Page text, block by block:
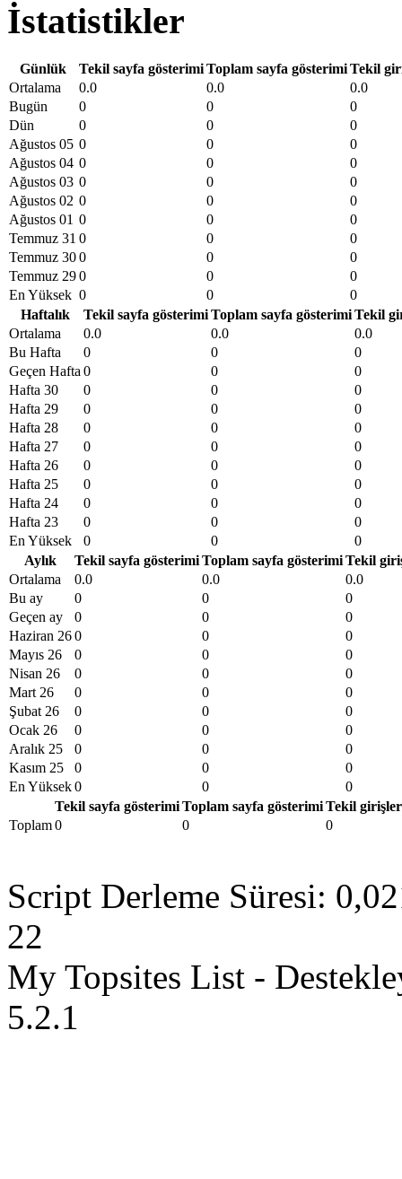
İstatistikler
Günlük Tekil sayfa gösterimiToplam sayfa gösterimiTekil
Ortalama
0.0 0.0
0.0
Bugün
0 0
0
Dün
0 0
0
Ağustos 05 0 0
0
Ağustos 04 0 0
0
Ağustos 03 0 0
0
Ağustos 02 0 0
0
Ağustos 01 0 0
0
Temmuz 31 0 0
0
Temmuz 300 0
0
Temmuz 290 0
0
En Yüksek 0 0
0
Haftalık
Tekil sayfa gösterimiToplam sayfa gösterimiTekil
Ortalama
0.0 0.0
0.0
Bu Hafta
0 0
0
Geçen Hafta 0 0
0
Hafta 30
0 0
0
Hafta 29
0 0
0
Hafta 28
0 0
0
Hafta 27
0 0
0
Hafta 26
0 0
0
Hafta 25
0 0
0
Hafta 24
0 0
0
Hafta 23
0 0
0
En Yüksek
0 0
0
Aylık
Tekil sayfa gösterimiToplam sayfa gösterimiTekil
Ortalama
0.0 0.0
0.0
Bu ay
0 0
0
Geçen ay
0 0
0
Haziran 260 0
0
Mayıs 26
0 0
0
Nisan 26
0 0
0
Mart 26
0 0
0
Şubat 26
0 0
0
Ocak 26
0 0
0
Aralık 25
0 0
0
Kasım 25
0 0
0
En Yüksek0 0
0
Tekil sayfa gösterimiToplam sayfa gösterimiTekil girişler
Toplam0 0 0
Script Derleme Süresi:
22
My Topsites List -
5.2.1